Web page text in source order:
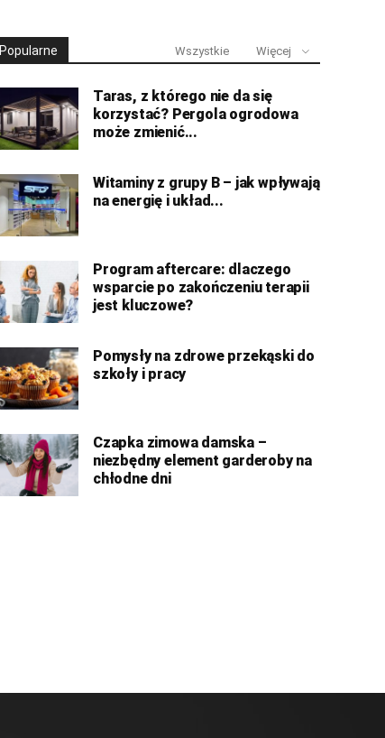
Popularne Wszystkie Więcej
Taras, z którego nie da się
korzystać? Pergola ogrodowa
może zmienić...
Witaminy z grupy B – jak wpływają
na energię i układ...
Program aftercare: dlaczego
wsparcie po zakończeniu terapii
jest kluczowe?
Pomysły na zdrowe przekąski do
szkoły i pracy
Czapka zimowa damska –
niezbędny element garderoby na
chłodne dni